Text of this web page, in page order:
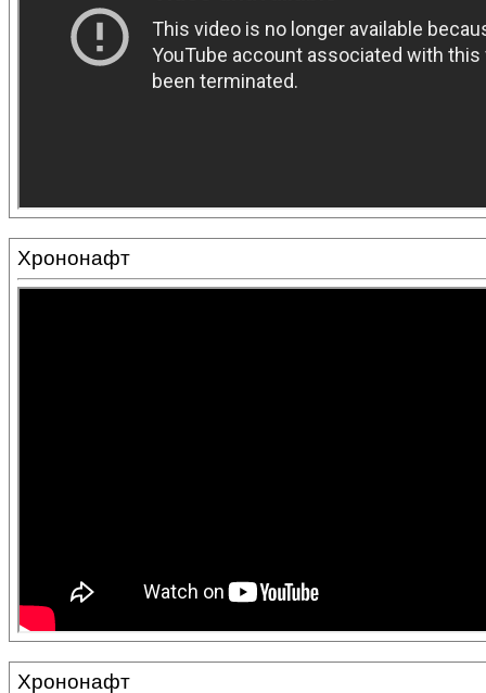
Хрононафт
Хрононафт